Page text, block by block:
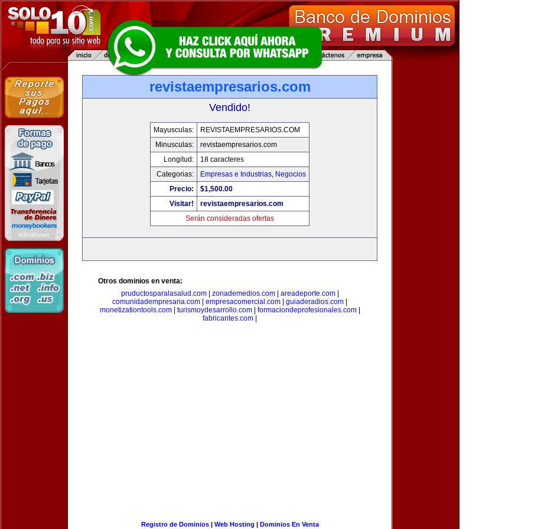
revistaempresarios.com
Vendido!
Mayusculas:
REVISTAEMPRESARIOS.COM
Minusculas:
revistaempresarios.com
Longitud:
18 caracteres
Categorias:
Empresas e Industrias, Negocios
Precio:
$1,500.00
Visitar!
revistaempresarios.com
Serán consideradas ofertas
Otros dominios en venta:
pruductosparalasalud.com| zonademedios.com| areadeporte.com|
comunidadempresaria.com
empresacomercial.com guiaderadios.com
monetizationtools.com| turismoydesarrollo.com| formaciondeprofesionales.com|
fabricantes.com
Registro de Dominios| Web Hosting | Dominios En Venta